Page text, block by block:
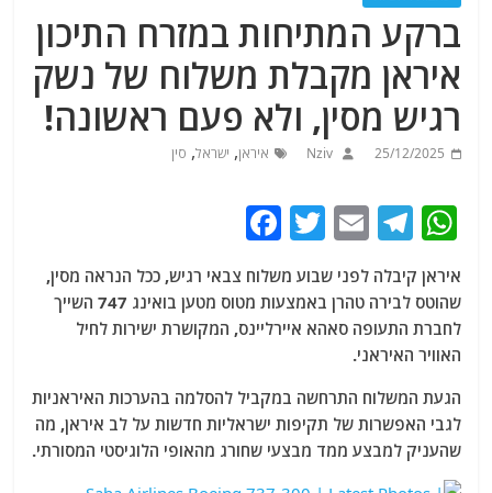
ברקע המתיחות במזרח התיכון
איראן מקבלת משלוח של נשק
רגיש מסין, ולא פעם ראשונה!
25/12/2025
Nziv איראן, ישראל, סין
W
at
s
A
p
p
T
el
e
g
ra
m
E
ai
l
T
w
itt
er
c
e
o
o
k
איראן קיבלה לפני שבוע משלוח צבאי רגיש, ככל הנראה מסין,
שהוטס לבירה טהרן באמצעות מטוס מטען בואינג 747 השייך
לחברת התעופה סאהא איירליינס, המקושרת ישירות לחיל
האוויר האיראני.
הגעת המשלוח התרחשה במקביל להסלמה בהערכות האיראניות
לגבי האפשרות של תקיפות ישראליות חדשות על לב איראן, מה
שהעניק למבצע ממד מבצעי שחורג מהאופי הלוגיסטי המסורתי.